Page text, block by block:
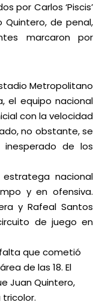
por Carlos ‘Piscis’
Quintero, de penal,
marcaron por
Metropolitano
el equipo nacional
con la velocidad
no obstante, se
inesperado de los
nacional
y en ofensiva.
y Rafeal Santos
de juego en
que cometió
de las 18. El
Juan Quintero,